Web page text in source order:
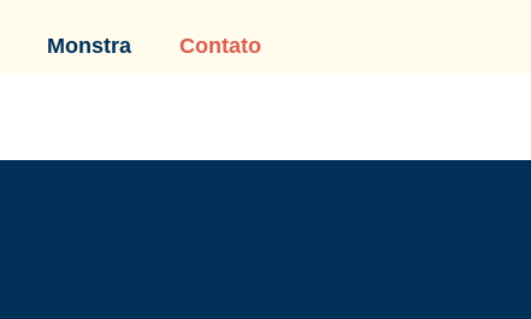
Monstra Contato